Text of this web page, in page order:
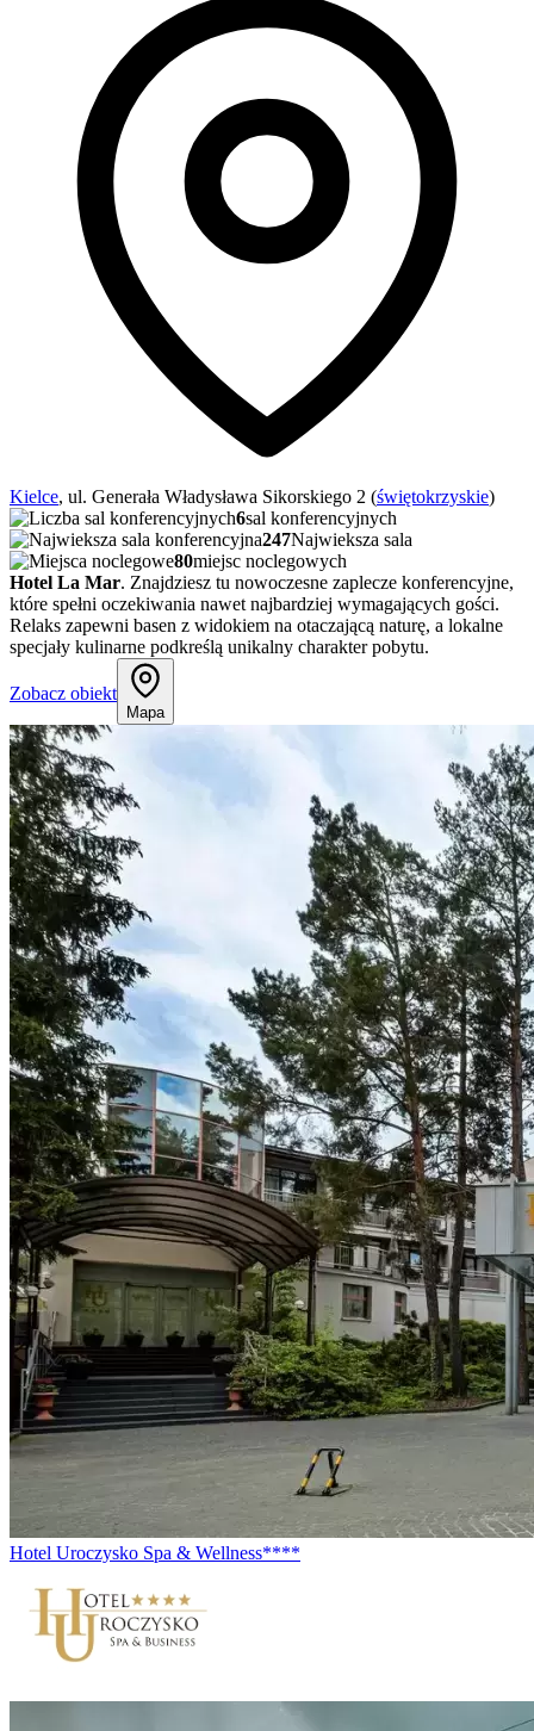
Kielce, ul. Generała Władysława Sikorskiego 2 (świętokrzyskie)
6sal konferencyjnych
247Najwieksza sala
80miejsc noclegowych
Hotel La Mar. Znajdziesz tu nowoczesne zaplecze konferencyjne,
które spełni oczekiwania nawet najbardziej wymagających gości.
Relaks zapewni basen z widokiem na otaczającą naturę, a lokalne
specjały kulinarne podkreślą unikalny charakter pobytu.
Zobacz obiekt
Mapa
Hotel Uroczysko Spa & Wellness****